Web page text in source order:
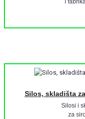
Silos, skladišta
Silosi i
za